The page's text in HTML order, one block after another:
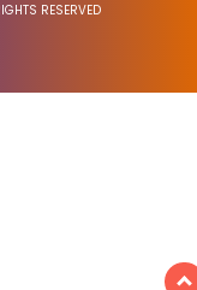
RESERVED